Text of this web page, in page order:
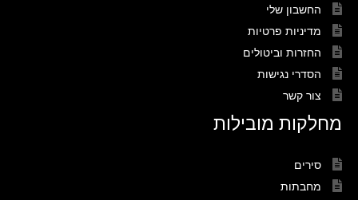
החשבון שלי
מדיניות פרטיות
החזרות וביטולים
הסדרי נגישות
צור קשר
מחלקות מובילות
סירים
מחבתות